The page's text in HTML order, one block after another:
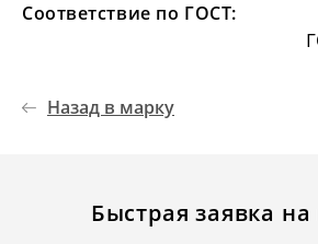
Соответствие по ГОСТ:
Назад в марку
Быстрая заявка на